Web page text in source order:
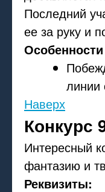
Последний
ее за руку и
линии
Наверх
Конкурс
Интересный
фантазию и
Реквизиты: